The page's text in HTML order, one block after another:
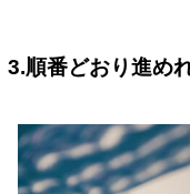
3.順番どおり進め